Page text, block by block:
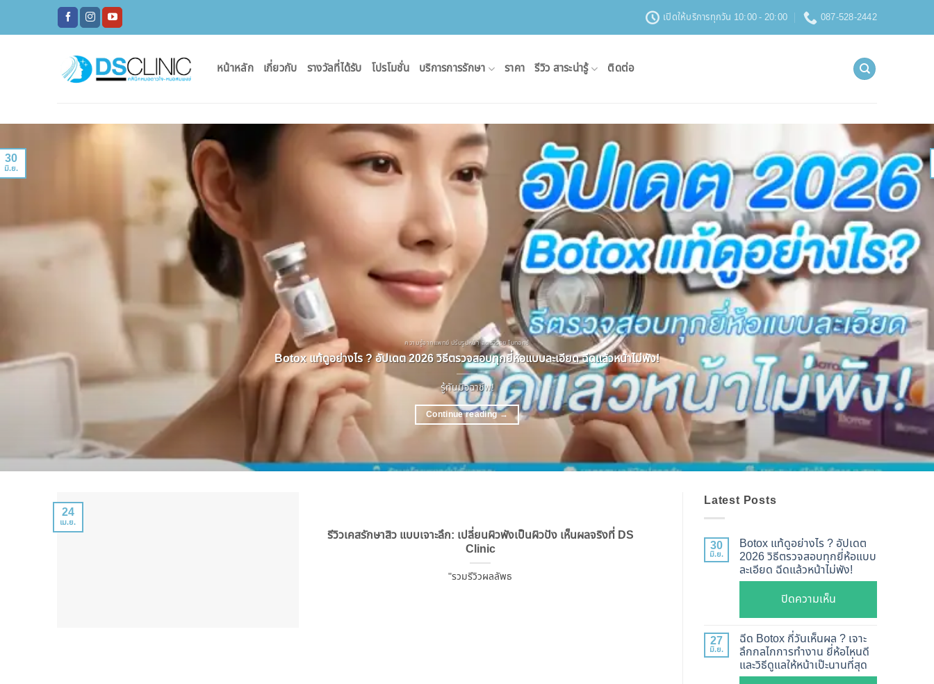
เปิดให้บริการทุกวัน 10:00 - 20:00 087-528-2442
หน้าหลัก เกี่ยวกับ รางวัลที่ได้รับ โปรโมชั่น บริการการรักษา ราคา รีวิว สาระน่ารู้ ติดต่อ
ความรู้จากแพทย์ ปรับรูปหน้า ลดริ้วรอย โบทอกซ์
Botox แท้ดูอย่างไร ? อัปเดต 2026 วิธีตรวจสอบทุกยี่ห้อแบบละเอียด ฉีดแล้วหน้าไม่พัง!
รู้ทันมิจฉาชีพ!
Continue reading→
30
มิ.ย.
รีวิวเคสรักษาสิว แบบเจาะลึก: เปลี่ยนผิวพังเป็นผิวปัง เห็นผลจริงที่ DS
Clinic
"รวมรีวิวผลลัพธ
24
เม.ย.
Latest Posts
30
มิ.ย.
Botox แท้ดูอย่างไร ? อัปเดต
2026 วิธีตรวจสอบทุกยี่ห้อแบบ
ละเอียด ฉีดแล้วหน้าไม่พัง!
ปิดความเห็นบน
Botox
แท้
ดู
อย่างไร
27
มิ.ย.
ฉีด Botox กี่วันเห็นผล ? เจาะ
ลึกกลไกการทำงาน ยี่ห้อไหนดี
และวิธีดูแลให้หน้าเป๊ะนานที่สุด